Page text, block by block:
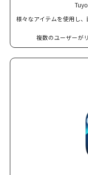
様々なアイテムを使用し
複数のユーザーが